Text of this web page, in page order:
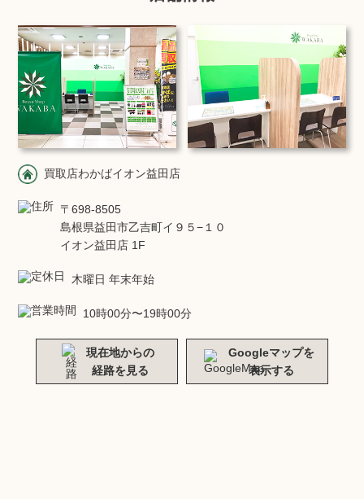
買取店わかばイオン益田店
〒698-8505
島根県益田市乙吉町イ９５−１０
イオン益田店 1F
木曜日 年末年始
10時00分〜19時00分
現在地からの
経路を見る
Googleマップを
表示する